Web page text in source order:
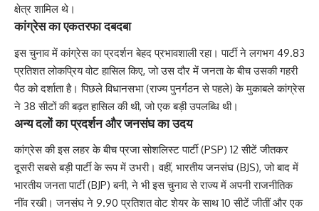
क्षेत्र शामिल थे।
कांग्रेस का एकतरफा दबदबा
इस चुनाव में कांग्रेस का प्रदर्शन बेहद प्रभावशाली रहा। पार्टी ने लगभग 49.83
प्रतिशत लोकप्रिय वोट हासिल किए, जो उस दौर में जनता के बीच उसकी गहरी
पैठ को दर्शाता है। पिछले विधानसभा (राज्य पुनर्गठन से पहले) के मुकाबले कांग्रेस
ने 38 सीटों की बढ़त हासिल की थी, जो एक बड़ी उपलब्धि थी।
अन्य दलों का प्रदर्शन और जनसंघ का उदय
कांग्रेस की इस लहर के बीच प्रजा सोशलिस्ट पार्टी (PSP) 12 सीटें जीतकर
दूसरी सबसे बड़ी पार्टी के रूप में उभरी। वहीं, भारतीय जनसंघ (BJS), जो बाद में
भारतीय जनता पार्टी (BJP) बनी, ने भी इस चुनाव से राज्य में अपनी राजनीतिक
नींव रखी। जनसंघ ने 9.90 प्रतिशत वोट शेयर के साथ 10 सीटें जीतीं और एक